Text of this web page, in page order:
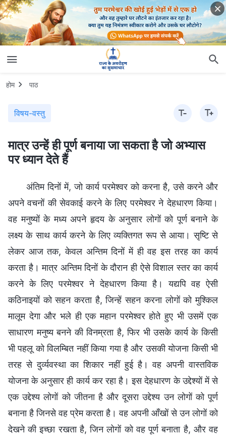
होम पाठ
विषय-वस्तु
मात्र उन्हें ही पूर्ण बनाया जा सकता है जो अभ्यास
पर ध्यान देते हैं
अंतिम दिनों में, जो कार्य परमेश्वर को करना है, उसे करने और
अपने वचनों की सेवकाई करने के लिए परमेश्वर ने देहधारण किया।
वह मनुष्यों के मध्य अपने हृदय के अनुसार लोगों को पूर्ण बनाने के
लक्ष्य के साथ कार्य करने के लिए व्यक्तिगत रूप से आया। सृष्टि से
लेकर आज तक, केवल अन्तिम दिनों में ही वह इस तरह का कार्य
करता है। मात्र अन्तिम दिनों के दौरान ही ऐसे विशाल स्तर का कार्य
करने के लिए परमेश्वर ने देहधारण किया है। यद्यपि वह ऐसी
कठिनाइयों को सहन करता है, जिन्हें सहन करना लोगों को मुश्किल
मालूम देगा और भले ही एक महान परमेश्वर होते हुए भी उसमें एक
साधारण मनुष्य बनने की विनम्रता है, फिर भी उसके कार्य के किसी
भी पहलू को विलम्बित नहीं किया गया है और उसकी योजना किसी भी
तरह से दुर्व्यवस्था का शिकार नहीं हुई है। वह अपनी वास्तविक
योजना के अनुसार ही कार्य कर रहा है। इस देहधारण के उद्देश्यों में से
एक उद्देश्य लोगों को जीतना है और दूसरा उद्देश्य उन लोगों को पूर्ण
बनाना है जिनसे वह प्रेम करता है। वह अपनी आँखों से उन लोगों को
देखने की इच्छा रखता है, जिन लोगों को वह पूर्ण बनाता है, और वह